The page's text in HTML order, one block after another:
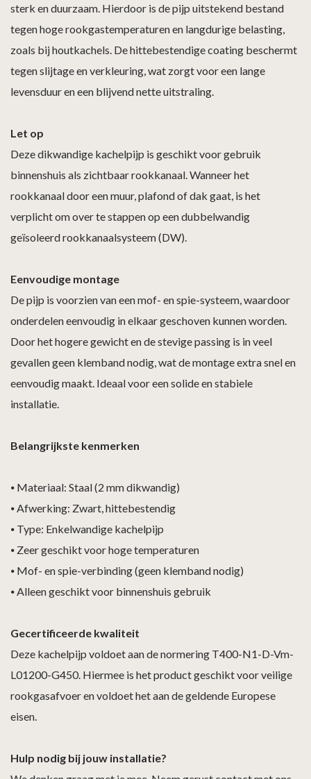
sterk en duurzaam. Hierdoor is de pijp uitstekend bestand
tegen hoge rookgastemperaturen en langdurige belasting,
zoals bij houtkachels. De hittebestendige coating beschermt
tegen slijtage en verkleuring, wat zorgt voor een lange
levensduur en een blijvend nette uitstraling.
Let op
Deze dikwandige kachelpijp is geschikt voor gebruik
binnenshuis als zichtbaar rookkanaal. Wanneer het
rookkanaal door een muur, plafond of dak gaat, is het
verplicht om over te stappen op een dubbelwandig
geïsoleerd rookkanaalsysteem (DW).
Eenvoudige montage
De pijp is voorzien van een mof- en spie-systeem, waardoor
onderdelen eenvoudig in elkaar geschoven kunnen worden.
Door het hogere gewicht en de stevige passing is in veel
gevallen geen klemband nodig, wat de montage extra snel en
eenvoudig maakt. Ideaal voor een solide en stabiele
installatie.
Belangrijkste kenmerken
⦁ Materiaal: Staal (2 mm dikwandig)
⦁Afwerking: Zwart, hittebestendig
⦁ Type: Enkelwandige kachelpijp
⦁ Zeer geschikt voor hoge temperaturen
⦁ Mof- en spie-verbinding (geen klemband nodig)
⦁Alleen geschikt voor binnenshuis gebruik
Gecertificeerde kwaliteit
Deze kachelpijp voldoet aan de normering T400-N1-D-Vm-
L01200-G450. Hiermee is het product geschikt voor veilige
rookgasafvoer en voldoet het aan de geldende Europese
eisen.
Hulp nodig bij jouw installatie?